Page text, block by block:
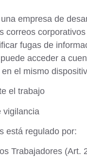
empresa de
correos
fugas de
acceder a
el mismo
el trabajo
vigilancia
está regulado por:
Trabajadores (Art.